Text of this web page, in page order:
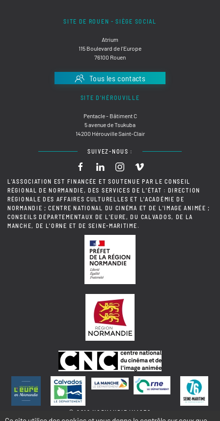
SITE DE ROUEN - SIÈGE SOCIAL
Atrium
115 Boulevard de l'Europe
76100 Rouen
Tous les contacts
SITE D'HÉROUVILLE
Pentacle - Bâtiment C
5 avenue de Tsukuba
14200 Hérouville Saint-Clair
SUIVEZ-NOUS :
L'ASSOCIATION EST FINANCÉE ET SOUTENUE PAR LE CONSEIL
RÉGIONAL DE NORMANDIE, DES SERVICES DE L'ÉTAT : DIRECTION
RÉGIONALE DES AFFAIRES CULTURELLES ET L'ACADÉMIE DE
NORMANDIE ; CENTRE NATIONAL DU CINÉMA ET DE L'IMAGE ANIMÉE ;
CONSEILS DÉPARTEMENTAUX DE L'EURE, DU CALVADOS, DE LA
MANCHE, DE L'ORNE ET DE SEINE-MARITIME.
© 2018 NORMANDIE IMAGES